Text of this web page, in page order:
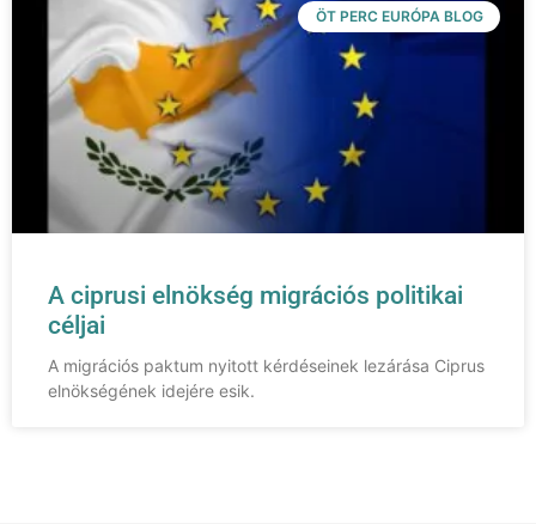
ÖT PERC EURÓPA BLOG
A ciprusi elnökség migrációs politikai
céljai
A migrációs paktum nyitott kérdéseinek lezárása Ciprus
elnökségének idejére esik.